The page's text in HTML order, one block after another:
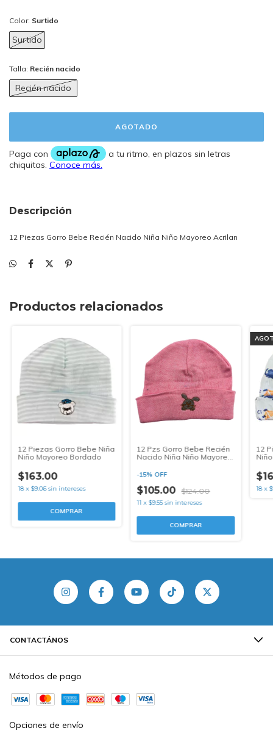
Color: Surtido
Surtido
Talla: Recién nacido
Recién nacido
Descripción
12 Piezas Gorro Bebe Recién Nacido Niña Niño Mayoreo Acrilan
Productos relacionados
12 Piezas Gorro Bebe Niña
Niño Mayoreo Bordado
$163.00
18 x $9.06 sin intereses
COMPRAR
12 Pzs Gorro Bebe Recién
Nacido Niña Niño Mayoreo
-15%OFF
$105.00 $124.00
11 x $9.55 sin intereses
COMPRAR
12
18 x
CONTACTÁNOS
Métodos de pago
Opciones de envío